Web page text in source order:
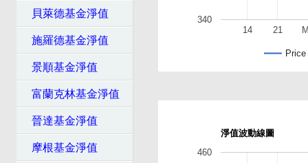
貝萊德基金淨值
施羅德基金淨值
景順基金淨值
富蘭克林基金淨值
晉達基金淨值
摩根基金淨值
Price
14 21
340
淨值波動線圖
460